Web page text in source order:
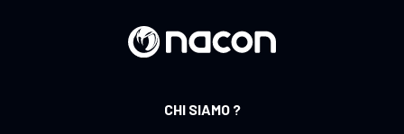
CHI SIAMO ?